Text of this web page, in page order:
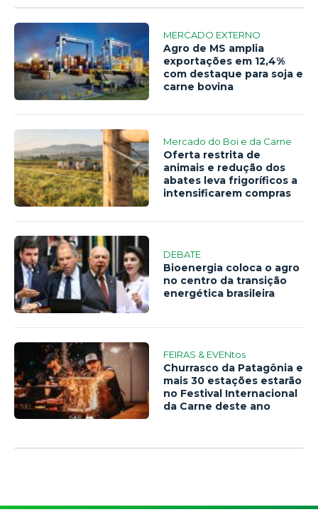
MERCADO EXTERNO
Agro de MS amplia
exportações em 12,4%
com destaque para soja e
carne bovina
Mercado do Boi e da Carne
Oferta restrita de
animais e redução dos
abates leva frigoríficos a
intensificarem compras
DEBATE
Bioenergia coloca o agro
no centro da transição
energética brasileira
FEIRAS & EVENtos
Churrasco da Patagônia e
mais 30 estações estarão
no Festival Internacional
da Carne deste ano